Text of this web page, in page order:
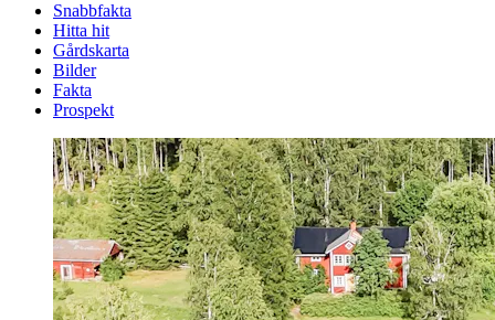
Snabbfakta
Hitta hit
Gårdskarta
Bilder
Fakta
Prospekt